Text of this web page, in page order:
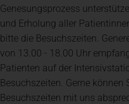
Genesungsprozess
und Erholung aller
bitte die Besuchszeiten.
von 13.00 - 18.00 Uhr
Patienten auf der
Besuchszeiten. Gerne können
Besuchszeiten mit uns